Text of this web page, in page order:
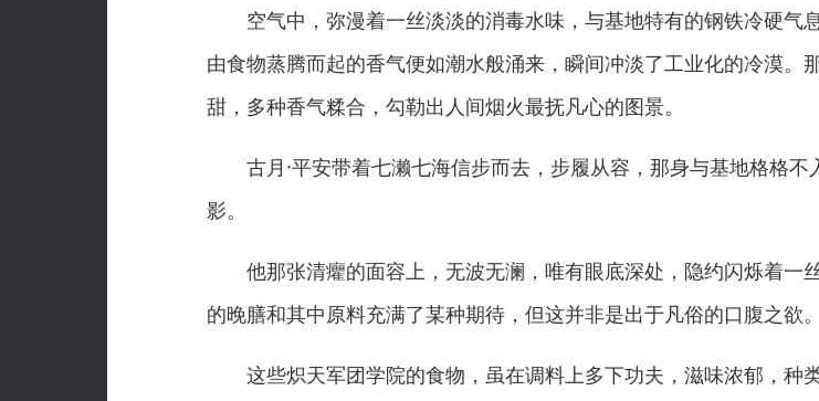
空气中，弥漫着一丝淡淡的消毒水味，与基地特有的钢铁冷硬气
由食物蒸腾而起的香气便如潮水般涌来，瞬间冲淡了工业化的冷漠
甜，多种香气糅合，勾勒出人间烟火最抚凡心的图景。
古月·平安带着七濑七海信步而去，步履从容，那身与基地格格不
影。
他那张清癯的面容上，无波无澜，唯有眼底深处，隐约闪烁着一
的晚膳和其中原料充满了某种期待，但这并非是出于凡俗的口腹之欲。
这些炽天军团学院的食物，虽在调料上多下功夫，滋味浓郁，种